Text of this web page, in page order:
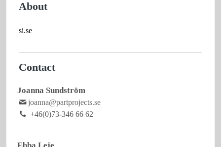
About
si.se
Contact
Joanna Sundström
joanna@partprojects.se
+46(0)73-346 66 62